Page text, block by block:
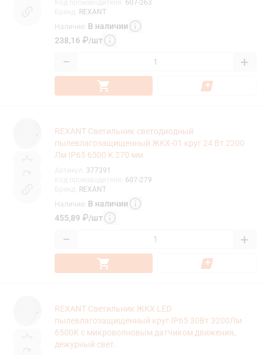
607-263
REXANT
Наличие: В наличии
238,16 ₽/шт
− +
REXANT Светильник светодиодный
пылевлагозащищенный ЖКХ-01 круг 24 Вт 2200
Лм IP65 6500 K 270 мм.
377391
607-279
REXANT
Наличие: В наличии
455,89 ₽/шт
− +
REXANT Светильник ЖКХ LED
пылевлагозащищенный круг IP65 30Вт 3200Лм
6500K с микроволновым датчиком движения,
дежурный свет.